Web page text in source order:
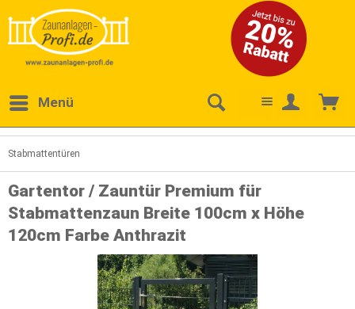
Menü
Stabmattentüren
Gartentor / Zauntür Premium für
Stabmattenzaun Breite 100cm x Höhe
120cm Farbe Anthrazit